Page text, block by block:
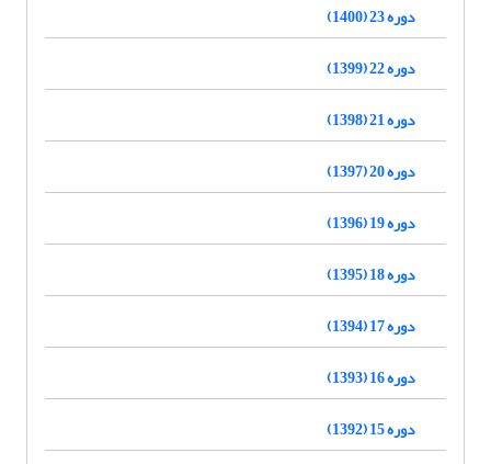
دوره 23 (1400)
دوره 22 (1399)
دوره 21 (1398)
دوره 20 (1397)
دوره 19 (1396)
دوره 18 (1395)
دوره 17 (1394)
دوره 16 (1393)
دوره 15 (1392)